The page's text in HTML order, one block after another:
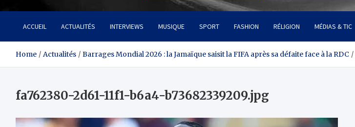
ACCUEIL ACTUALITÉS INTERVIEWS MUSIQUE SPORT FASHION RÉLIGION MÉDIAS & TIC
Home Actualités Barrages Mondial 2026 : la Jamaïque saisit la FIFA après sa défaite face à la RDC
fa762380-2d61-11f1-b6a4-b73682339209.jpg